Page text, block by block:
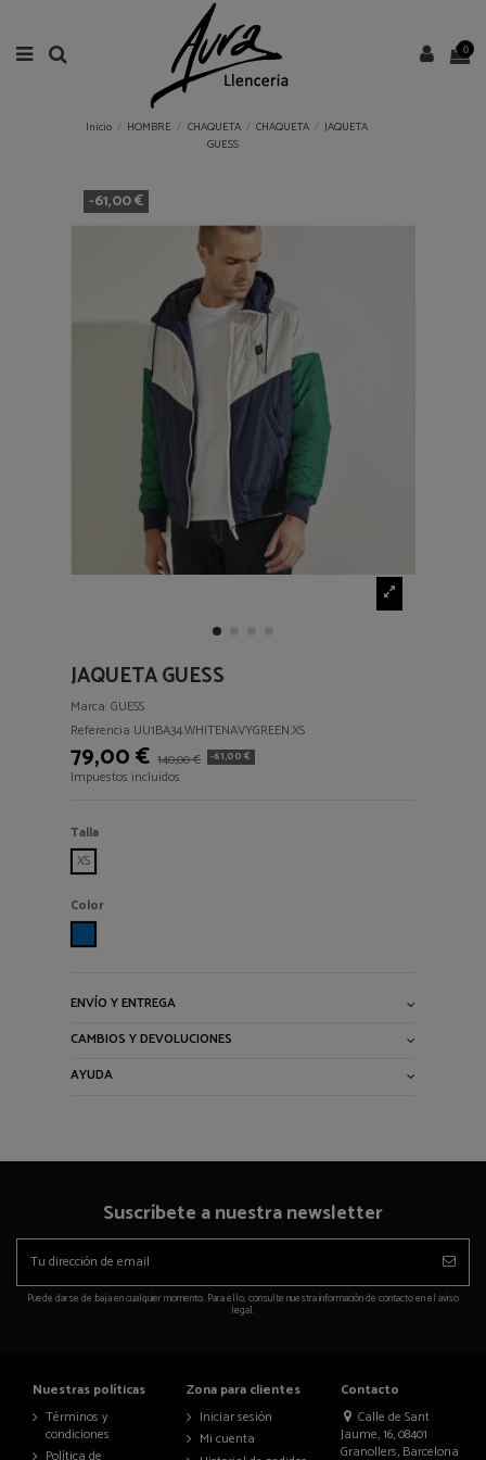
0
Inicio HOMBRE CHAQUETA CHAQUETA
JAQUETA
GUESS
-61,00 €
JAQUETA GUESS
Marca:GUESS
Referencia UU1BA34.WHITENAVYGREEN.XS
79,00 € 140,00 € -61,00 €
Impuestos incluidos
Talla
XS
Color
ENVÍO Y ENTREGA
CAMBIOS Y DEVOLUCIONES
AYUDA
Suscríbete a nuestra newsletter
Puede darse de baja en cualquier momento. Para ello, consulte nuestra información de contacto en el aviso
legal.
Nuestras políticas
Términos y
condiciones
Zona para clientes
Iniciar sesión
Mi cuenta
Contacto
Calle de Sant
Jaume, 16, 08401
Granollers, Barcelona